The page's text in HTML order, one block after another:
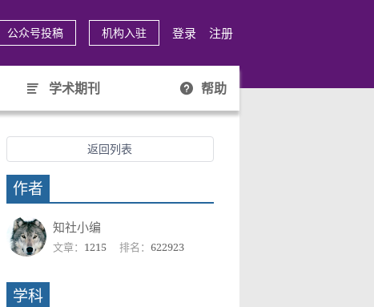
公众号投稿 机构入驻 登录 注册
学术期刊
帮助
返回列表
作者
知社小编
文章： 1215 排名： 622923
学科